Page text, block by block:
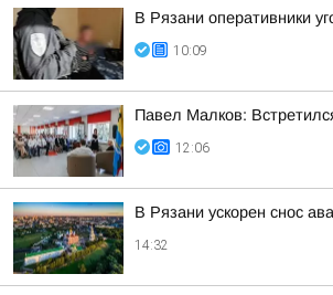
В Рязани оперативники
10:09
Павел Малков:
12:06
В Рязани ускорен снос
14:32